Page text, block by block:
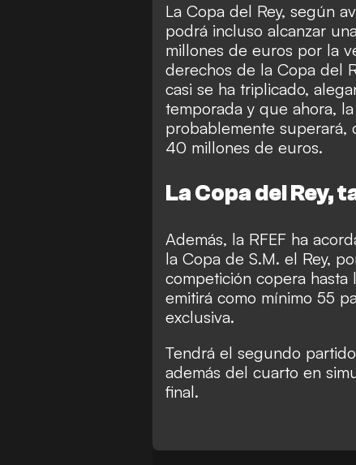
La Copa del Rey, según
podrá incluso alcanzar
millones de euros por la
derechos de la Copa del
casi se ha triplicado,
temporada y que ahora,
probablemente superará,
40 millones de euros.
La Copa del Rey,
Además, la RFEF ha
la Copa de S.M. el Rey,
competición copera
emitirá como mínimo 55
exclusiva.
Tendrá el segundo
además del cuarto en
final.